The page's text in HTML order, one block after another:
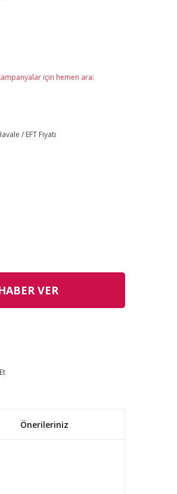
için hemen ara:
/ EFT Fiyatı
VER
Önerileriniz